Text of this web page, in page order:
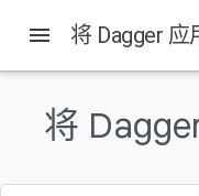
menu 将 Dagger
将